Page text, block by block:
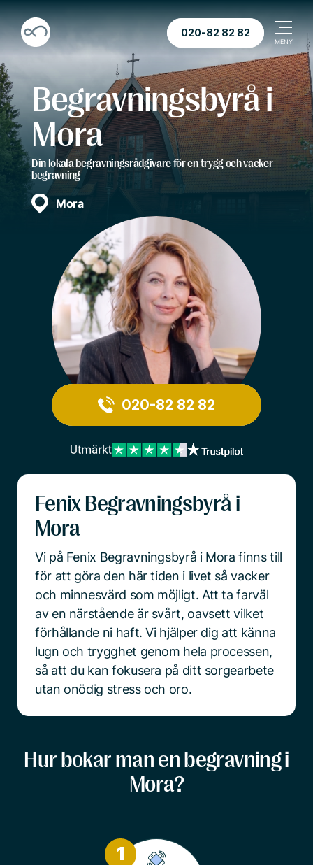
020-82 82 82
Begravningsbyrå i
Mora
Din lokala begravningsrådgivare för en trygg och vacker
begravning
Mora
020-82 82 82
Fenix Begravningsbyrå i
Mora
Vi på Fenix Begravningsbyrå i Mora finns till
för att göra den här tiden i livet så vacker
och minnesvärd som möjligt. Att ta farväl
av en närstående är svårt, oavsett vilket
förhållande ni haft. Vi hjälper dig att känna
lugn och trygghet genom hela processen,
så att du kan fokusera på ditt sorgearbete
utan onödig stress och oro.
Hur bokar man en begravning i
Mora?
1